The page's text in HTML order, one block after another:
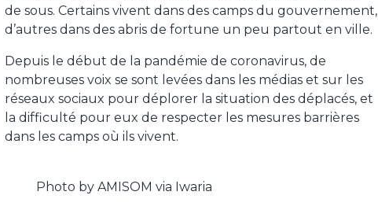
de sous. Certains vivent dans des camps du gouvernement,
d’autres dans des abris de fortune un peu partout en ville.
Depuis le début de la pandémie de coronavirus, de
nombreuses voix se sont levées dans les médias et sur les
réseaux sociaux pour déplorer la situation des déplacés, et
la difficulté pour eux de respecter les mesures barrières
dans les camps où ils vivent.
Photo by AMISOM via Iwaria